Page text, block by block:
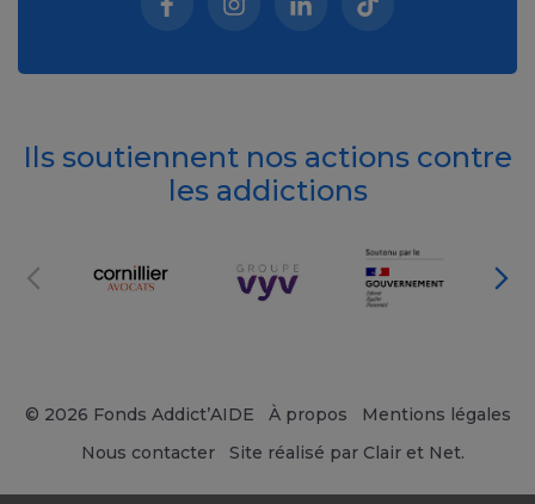
Facebook (nouvelle fenêtre)
Instagram (nouvelle fenêtre)
Linkedin (nouvelle
Tiktok (nouvelle
Ils soutiennent nos actions contre
les addictions
© 2026 Fonds Addict’AIDE À propos
Mentions légales
Nous contacter
Site réalisé par Clair et Net.